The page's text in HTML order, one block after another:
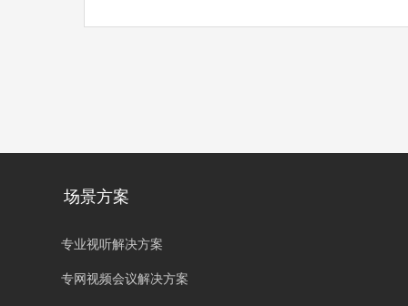
场景方案
专业视听解决方案
专网视频会议解决方案